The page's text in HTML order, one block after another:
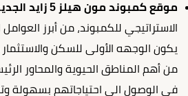
موقع كمبوند مون هيلز 5 زايد الجديدة
الاستراتيجي للكمبوند، من أبرز
يكون الوجهه الأولى للسكن
من أهم المناطق الحيوية والمحاور
في الوصول الى احتياجاتهم بسهولة